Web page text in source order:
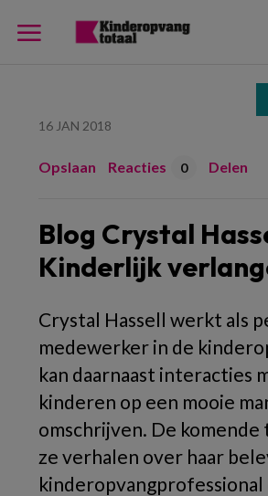
16 JAN 2018
Opslaan Reacties 0 Delen
Blog Crystal
Kinderlijk
Crystal Hassell werkt als
medewerker in de
kan daarnaast interacties
kinderen op een mooie
omschrijven. De
ze verhalen over haar
kinderopvangprofessional